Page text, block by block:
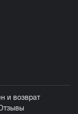
и возврат